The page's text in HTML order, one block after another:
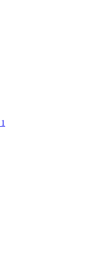
1